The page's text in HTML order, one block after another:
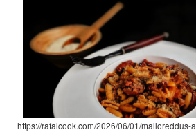
https://rafalcook.com/2026/06/01/